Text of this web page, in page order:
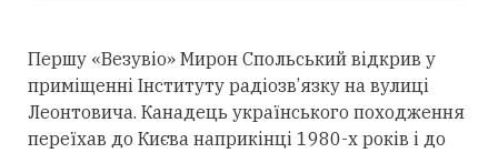
Першу «Везувіо» Мирон Спольський відкрив у
приміщенні Інституту радіозв’язку на вулиці
Леонтовича. Канадець українського походження
переїхав до Києва наприкінці 1980-х років і до